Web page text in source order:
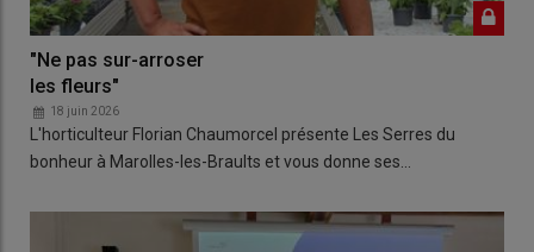
"Ne pas sur-arroser
les fleurs"
18 juin 2026
L'horticulteur Florian Chaumorcel présente Les Serres du
bonheur à Marolles-les-Braults et vous donne ses…